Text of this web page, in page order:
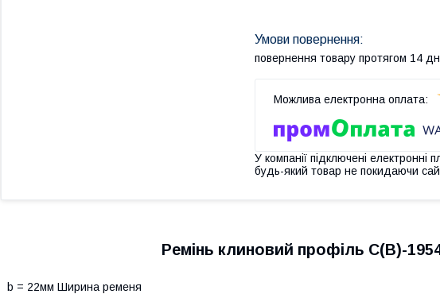
повернення товару протягом 14
У компанії підключені електронні
будь-який товар не покидаючи
Ремінь клиновий профіль С(В)-
b = 22мм Ширина ременя